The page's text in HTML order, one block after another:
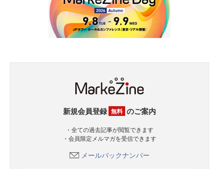
新規会員登録 無料 のご案内
・全ての過去記事が閲覧できます
・会員限定メルマガを受信できます
メールバックナンバー